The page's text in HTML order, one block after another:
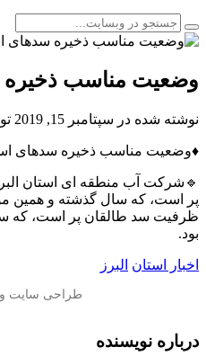
وضعیت مناسب ذخیره
نوشته شده در سپتامبر 15, 2019
♦️وضعیت مناسب ذخیره سدهای
بود.
اخبار استان البرز
درباره نویسنده